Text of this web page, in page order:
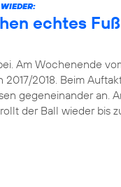
echtes
Am Wochenende
2017/2018. Beim
gegeneinander an.
der Ball wieder bis